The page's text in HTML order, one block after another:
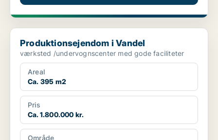
Produktionsejendom i Vandel
Produktionsejendom i Vandel
værksted /undervognscenter med gode faciliteter
Areal
Ca. 395 m2
Pris
Ca. 1.800.000 kr.
Område